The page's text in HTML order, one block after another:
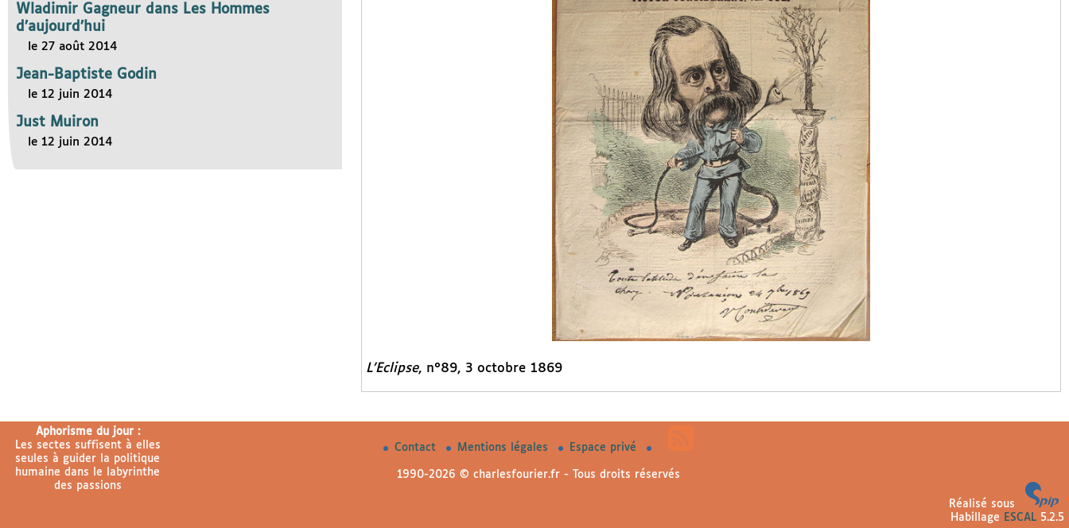
L’Eclipse, n°89, 3 octobre 1869
Wladimir Gagneur dans Les Hommes
d’aujourd’hui
le 27 août 2014
Jean-Baptiste Godin
le 12 juin 2014
Just Muiron
le 12 juin 2014
Aphorisme du jour :
Les sectes suffisent à elles
seules à guider la politique
humaine dans le labyrinthe
des passions
Contact Mentions légales Espace privé
1990-2026 © charlesfourier.fr - Tous droits réservés
Réalisé sous
Habillage
ESCAL5.2.5